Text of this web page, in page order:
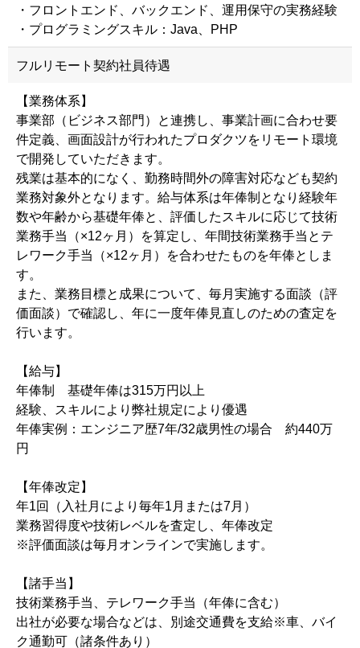
・フロントエンド、バックエンド、運用保守の実務経験
・プログラミングスキル：Java、PHP
フルリモート契約社員待遇
【業務体系】
事業部（ビジネス部門）と連携し、事業計画に合わせ要
件定義、画面設計が行われたプロダクツをリモート環境
で開発していただきます。
残業は基本的になく、勤務時間外の障害対応なども契約
業務対象外となります。給与体系は年俸制となり経験年
数や年齢から基礎年俸と、評価したスキルに応じて技術
業務手当（×12ヶ月）を算定し、年間技術業務手当とテ
レワーク手当（×12ヶ月）を合わせたものを年俸としま
す。
また、業務目標と成果について、毎月実施する面談（評
価面談）で確認し、年に一度年俸見直しのための査定を
行います。
【給与】
年俸制 基礎年俸は315万円以上
経験、スキルにより弊社規定により優遇
年俸実例：エンジニア歴7年/32歳男性の場合 約440万
円
【年俸改定】
年1回（入社月により毎年1月または7月）
業務習得度や技術レベルを査定し、年俸改定
※評価面談は毎月オンラインで実施します。
【諸手当】
技術業務手当、テレワーク手当（年俸に含む）
出社が必要な場合などは、別途交通費を支給※車、バイ
ク通勤可（諸条件あり）